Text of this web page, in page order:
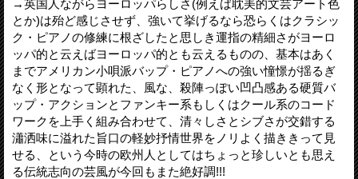
→英国人ながらヨーロッパらしさ(例えば耽美的文芸アート色
とか)は殆ど感じさせず、強いて挙げるなら恐らくはクラシッ
ク・ピアノの修練に根ざしたと思しき運指の精細さがヨーロ
ッパ的と云えばヨーロッパ的とも云えるものの、基本はあく
までアメリカン小唄派バップ・ピアノへの強い憧憬が揺るぎ
なく形となって顕れた、風な、殺陣っぽい凹凸感ある硬質バ
ップ・アクションとファンキー系もしくはクール系のコード
ワークを上手く組み合わせて、清々しさとシブさが交錯する
瀟洒味に溢れた旨口の軽妙抒情世界をノリよく描ききって見
せる、という今時の欧州人としてはちょっと珍しいとも思え
る伝統志向の芸風が今回もまた絶好調!!!